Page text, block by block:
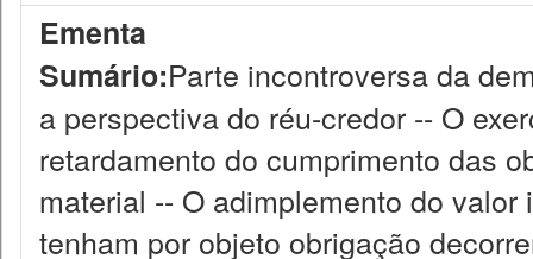
Ementa
Sumário:Parte incontroversa da
a perspectiva do réu-credor -- O
retardamento do cumprimento das
material -- O adimplemento do
tenham por objeto obrigação